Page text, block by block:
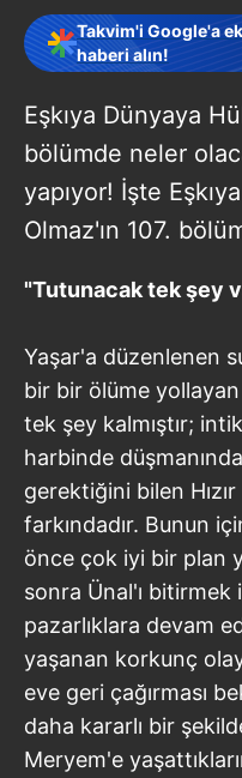
Takvim'i Google'a
haberi alın!
Eşkıya Dünyaya
bölümde neler
yapıyor! İşte
Olmaz'ın 107.
"Tutunacak tek şey
Yaşar'a düzenlenen
bir bir ölüme
tek şey kalmıştır;
harbinde
gerektiğini bilen
farkındadır. Bunun
önce çok iyi bir plan
sonra Ünal'ı bitirmek
pazarlıklara devam
yaşanan korkunç
eve geri çağırması
daha kararlı bir
Meryem'e